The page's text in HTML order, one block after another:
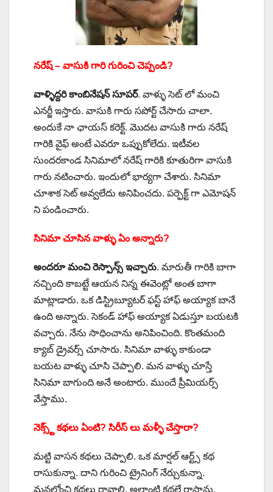
నరేష్ – వాసుకి గారి గురించి చెప్పండి?
వాళ్ళిద్దరి కాంబినేషన్ సూపర్. వాళ్ళు సెట్ లో మంచి
ఎనర్జీ ఇస్తారు. వాసుకి గారు సపోర్ట్ చేసారు చాలా.
అందుకే నా ఛాయస్ కరెక్ట్. మొదట వాసుకి గారు నరేష్
గారికి వైఫ్ అంటే ఎవరూ ఒప్పుకోలేదు. ఇటీవల
సుందరకాండ సినిమాలో నరేష్ గారికి కూతురిగా వాసుకి
గారు నటించారు. ఇందులో భార్యగా చేశారు. సినిమా
చూశాక సెట్ అవ్వలేదు అనిపించదు. పర్ఫెక్ట్ గా ఎమోషన్
ని పండించారు.
సినిమా చూసిన వాళ్ళు ఏం అన్నారు?
అందరూ మంచి రెస్పాన్స్ ఇచ్చారు. మారుతీ గారికి బాగా
నచ్చింది కాబట్టే ఆయన నిన్న ఈవెంట్లో అంత బాగా
మాట్లాడారు. ఒక డిస్ట్రిబ్యూటర్ ఫస్ట్ హాఫ్ అయ్యాక బానే
ఉంది అన్నారు. సెకండ్ హాఫ్ అయ్యాక ఏడుస్తూ బయటకి
వచ్చారు. నేను సాధించాను అనిపించింది. కొంతమంది
క్యాబ్ డ్రైవర్స్ చూసారు. సినిమా వాళ్ళు కాకుండా
బయట వాళ్ళు చూసి చెప్పాలి. మన వాళ్ళు చూస్తే
సినిమా బాగుంది అనే అంటారు. ముందే ప్రీమియర్స్
వేస్తాము.
నెక్స్ట్ కథలు ఏంటి? సిరీస్ లు మళ్ళీ చేస్తారా?
మట్టి వాసన కథలు చెప్పాలి. ఒక మార్షల్ ఆర్ట్స్ కథ
రాసుకున్నా. దాని గురించి ట్రైనింగ్ నేర్చుకున్నా.
మనలోంచి కథలు రావాలి. అలాంటి కథలే రాస్తాను.